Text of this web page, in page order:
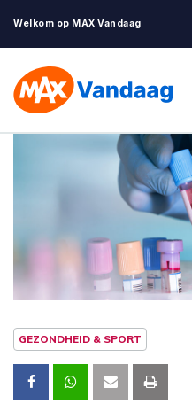
Welkom op MAX Vandaag
GEZONDHEID & SPORT